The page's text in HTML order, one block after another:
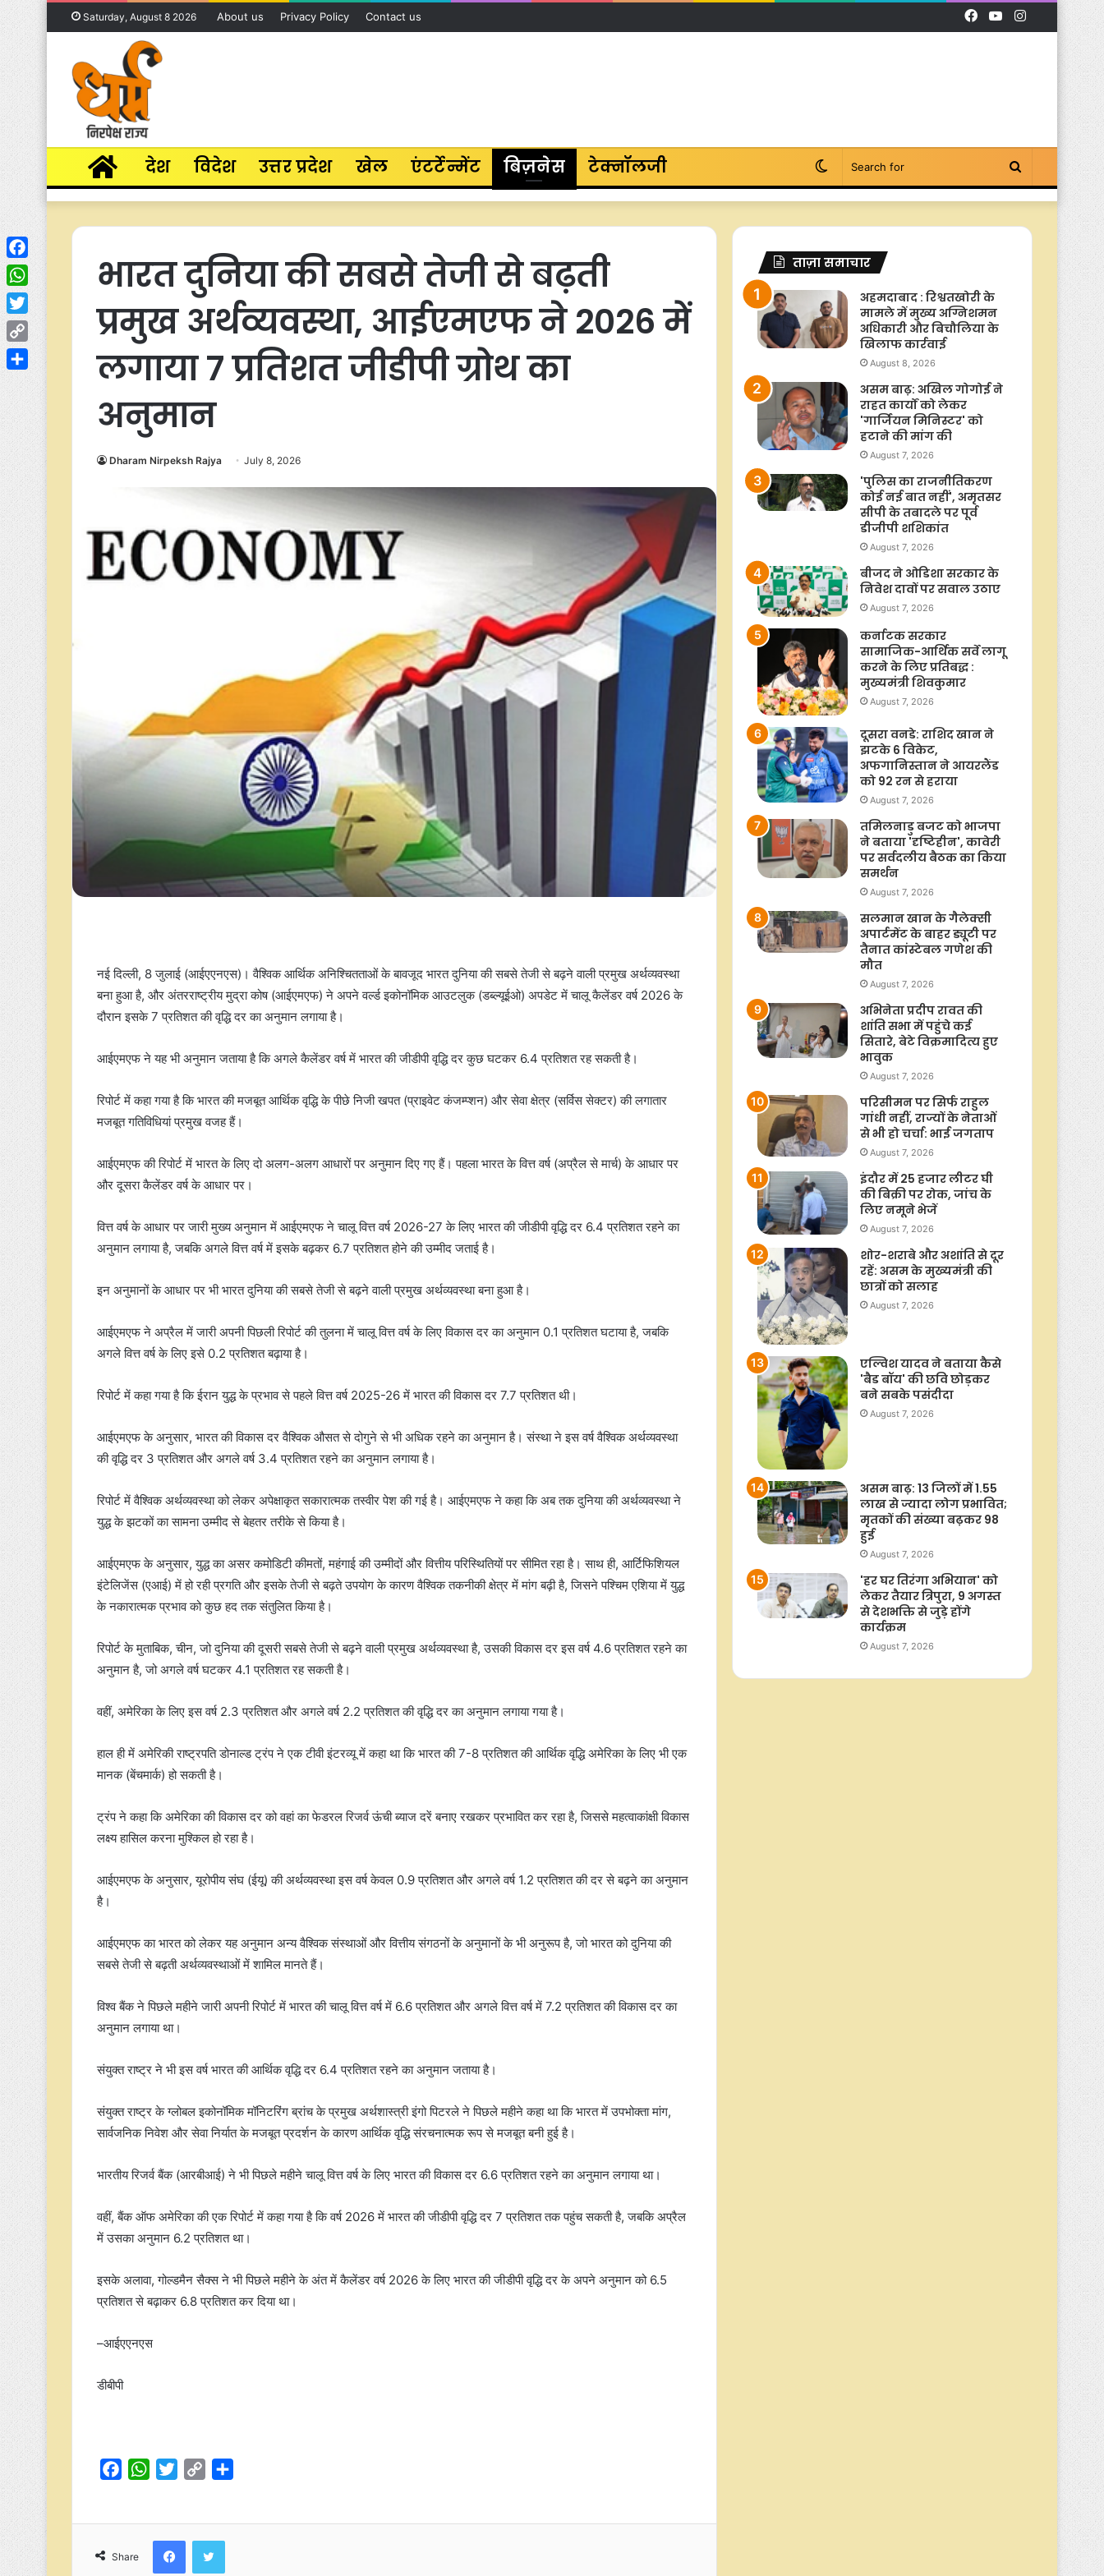
Saturday, August 8 2026 About us Privacy Policy Contact us Instagram
YouTube
Facebook
Home
देश विदेश उत्तर प्रदेश खेल एंटर्टेन्मेंट बिज़नेस टेक्नॉलजी Search
for
Switch
skin
भारत दुनिया की सबसे तेजी से बढ़ती
प्रमुख अर्थव्यवस्था, आईएमएफ ने 2026 में
लगाया 7 प्रतिशत जीडीपी ग्रोथ का
अनुमान
Dharam Nirpeksh Rajya July 8, 2026
नई दिल्ली, 8 जुलाई (आईएएनएस)। वैश्विक आर्थिक अनिश्चितताओं के बावजूद भारत दुनिया की सबसे तेजी से बढ़ने वाली प्रमुख अर्थव्यवस्था
बना हुआ है, और अंतरराष्ट्रीय मुद्रा कोष (आईएमएफ) ने अपने वर्ल्ड इकोनॉमिक आउटलुक (डब्ल्यूईओ) अपडेट में चालू कैलेंडर वर्ष 2026 के
दौरान इसके 7 प्रतिशत की वृद्धि दर का अनुमान लगाया है।
आईएमएफ ने यह भी अनुमान जताया है कि अगले कैलेंडर वर्ष में भारत की जीडीपी वृद्धि दर कुछ घटकर 6.4 प्रतिशत रह सकती है।
रिपोर्ट में कहा गया है कि भारत की मजबूत आर्थिक वृद्धि के पीछे निजी खपत (प्राइवेट कंजम्प्शन) और सेवा क्षेत्र (सर्विस सेक्टर) की लगातार
मजबूत गतिविधियां प्रमुख वजह हैं।
आईएमएफ की रिपोर्ट में भारत के लिए दो अलग-अलग आधारों पर अनुमान दिए गए हैं। पहला भारत के वित्त वर्ष (अप्रैल से मार्च) के आधार पर
और दूसरा कैलेंडर वर्ष के आधार पर।
वित्त वर्ष के आधार पर जारी मुख्य अनुमान में आईएमएफ ने चालू वित्त वर्ष 2026-27 के लिए भारत की जीडीपी वृद्धि दर 6.4 प्रतिशत रहने का
अनुमान लगाया है, जबकि अगले वित्त वर्ष में इसके बढ़कर 6.7 प्रतिशत होने की उम्मीद जताई है।
इन अनुमानों के आधार पर भी भारत दुनिया की सबसे तेजी से बढ़ने वाली प्रमुख अर्थव्यवस्था बना हुआ है।
आईएमएफ ने अप्रैल में जारी अपनी पिछली रिपोर्ट की तुलना में चालू वित्त वर्ष के लिए विकास दर का अनुमान 0.1 प्रतिशत घटाया है, जबकि
अगले वित्त वर्ष के लिए इसे 0.2 प्रतिशत बढ़ाया है।
रिपोर्ट में कहा गया है कि ईरान युद्ध के प्रभाव से पहले वित्त वर्ष 2025-26 में भारत की विकास दर 7.7 प्रतिशत थी।
आईएमएफ के अनुसार, भारत की विकास दर वैश्विक औसत से दोगुने से भी अधिक रहने का अनुमान है। संस्था ने इस वर्ष वैश्विक अर्थव्यवस्था
की वृद्धि दर 3 प्रतिशत और अगले वर्ष 3.4 प्रतिशत रहने का अनुमान लगाया है।
रिपोर्ट में वैश्विक अर्थव्यवस्था को लेकर अपेक्षाकृत सकारात्मक तस्वीर पेश की गई है। आईएमएफ ने कहा कि अब तक दुनिया की अर्थव्यवस्था ने
युद्ध के झटकों का सामना उम्मीद से बेहतर तरीके से किया है।
आईएमएफ के अनुसार, युद्ध का असर कमोडिटी कीमतों, महंगाई की उम्मीदों और वित्तीय परिस्थितियों पर सीमित रहा है। साथ ही, आर्टिफिशियल
इंटेलिजेंस (एआई) में हो रही प्रगति और इसके तेजी से बढ़ते उपयोग के कारण वैश्विक तकनीकी क्षेत्र में मांग बढ़ी है, जिसने पश्चिम एशिया में युद्ध
के नकारात्मक प्रभाव को कुछ हद तक संतुलित किया है।
रिपोर्ट के मुताबिक, चीन, जो दुनिया की दूसरी सबसे तेजी से बढ़ने वाली प्रमुख अर्थव्यवस्था है, उसकी विकास दर इस वर्ष 4.6 प्रतिशत रहने का
अनुमान है, जो अगले वर्ष घटकर 4.1 प्रतिशत रह सकती है।
वहीं, अमेरिका के लिए इस वर्ष 2.3 प्रतिशत और अगले वर्ष 2.2 प्रतिशत की वृद्धि दर का अनुमान लगाया गया है।
हाल ही में अमेरिकी राष्ट्रपति डोनाल्ड ट्रंप ने एक टीवी इंटरव्यू में कहा था कि भारत की 7-8 प्रतिशत की आर्थिक वृद्धि अमेरिका के लिए भी एक
मानक (बेंचमार्क) हो सकती है।
ट्रंप ने कहा कि अमेरिका की विकास दर को वहां का फेडरल रिजर्व ऊंची ब्याज दरें बनाए रखकर प्रभावित कर रहा है, जिससे महत्वाकांक्षी विकास
लक्ष्य हासिल करना मुश्किल हो रहा है।
आईएमएफ के अनुसार, यूरोपीय संघ (ईयू) की अर्थव्यवस्था इस वर्ष केवल 0.9 प्रतिशत और अगले वर्ष 1.2 प्रतिशत की दर से बढ़ने का अनुमान
है।
आईएमएफ का भारत को लेकर यह अनुमान अन्य वैश्विक संस्थाओं और वित्तीय संगठनों के अनुमानों के भी अनुरूप है, जो भारत को दुनिया की
सबसे तेजी से बढ़ती अर्थव्यवस्थाओं में शामिल मानते हैं।
विश्व बैंक ने पिछले महीने जारी अपनी रिपोर्ट में भारत की चालू वित्त वर्ष में 6.6 प्रतिशत और अगले वित्त वर्ष में 7.2 प्रतिशत की विकास दर का
अनुमान लगाया था।
संयुक्त राष्ट्र ने भी इस वर्ष भारत की आर्थिक वृद्धि दर 6.4 प्रतिशत रहने का अनुमान जताया है।
संयुक्त राष्ट्र के ग्लोबल इकोनॉमिक मॉनिटरिंग ब्रांच के प्रमुख अर्थशास्त्री इंगो पिटरले ने पिछले महीने कहा था कि भारत में उपभोक्ता मांग,
सार्वजनिक निवेश और सेवा निर्यात के मजबूत प्रदर्शन के कारण आर्थिक वृद्धि संरचनात्मक रूप से मजबूत बनी हुई है।
भारतीय रिजर्व बैंक (आरबीआई) ने भी पिछले महीने चालू वित्त वर्ष के लिए भारत की विकास दर 6.6 प्रतिशत रहने का अनुमान लगाया था।
वहीं, बैंक ऑफ अमेरिका की एक रिपोर्ट में कहा गया है कि वर्ष 2026 में भारत की जीडीपी वृद्धि दर 7 प्रतिशत तक पहुंच सकती है, जबकि अप्रैल
में उसका अनुमान 6.2 प्रतिशत था।
इसके अलावा, गोल्डमैन सैक्स ने भी पिछले महीने के अंत में कैलेंडर वर्ष 2026 के लिए भारत की जीडीपी वृद्धि दर के अपने अनुमान को 6.5
प्रतिशत से बढ़ाकर 6.8 प्रतिशत कर दिया था।
–आईएएनएस
डीबीपी
b
W
L
Share
FacebookTwitter
ताज़ा समाचार
अहमदाबाद : रिश्वतखोरी के
मामले में मुख्य अग्निशमन
अधिकारी और बिचौलिया के
खिलाफ कार्रवाई
August 8, 2026
असम बाढ़: अखिल गोगोई ने
राहत कार्यों को लेकर
'गार्जियन मिनिस्टर' को
हटाने की मांग की
August 7, 2026
'पुलिस का राजनीतिकरण
कोई नई बात नहीं', अमृतसर
सीपी के तबादले पर पूर्व
डीजीपी शशिकांत
August 7, 2026
बीजद ने ओडिशा सरकार के
निवेश दावों पर सवाल उठाए
August 7, 2026
कर्नाटक सरकार
सामाजिक-आर्थिक सर्वे लागू
करने के लिए प्रतिबद्ध :
मुख्यमंत्री शिवकुमार
August 7, 2026
दूसरा वनडे: राशिद खान ने
झटके 6 विकेट,
अफगानिस्तान ने आयरलैंड
को 92 रन से हराया
August 7, 2026
तमिलनाडु बजट को भाजपा
ने बताया 'दृष्टिहीन', कावेरी
पर सर्वदलीय बैठक का किया
समर्थन
August 7, 2026
सलमान खान के गैलेक्सी
अपार्टमेंट के बाहर ड्यूटी पर
तैनात कांस्टेबल गणेश की
मौत
August 7, 2026
अभिनेता प्रदीप रावत की
शांति सभा में पहुंचे कई
सितारे, बेटे विक्रमादित्य हुए
भावुक
August 7, 2026
परिसीमन पर सिर्फ राहुल
गांधी नहीं, राज्यों के नेताओं
से भी हो चर्चा: भाई जगताप
August 7, 2026
इंदौर में 25 हजार लीटर घी
की बिक्री पर रोक, जांच के
लिए नमूने भेजें
August 7, 2026
शोर-शराबे और अशांति से दूर
रहें: असम के मुख्यमंत्री की
छात्रों को सलाह
August 7, 2026
एल्विश यादव ने बताया कैसे
'बैड बॉय' की छवि छोड़कर
बने सबके पसंदीदा
August 7, 2026
असम बाढ़: 13 जिलों में 1.55
लाख से ज्यादा लोग प्रभावित;
मृतकों की संख्या बढ़कर 98
हुई
August 7, 2026
'हर घर तिरंगा अभियान' को
लेकर तैयार त्रिपुरा, 9 अगस्त
से देशभक्ति से जुड़े होंगे
कार्यक्रम
August 7, 2026
Facebook
WhatsApp
Twitter
Copy
Link
Share